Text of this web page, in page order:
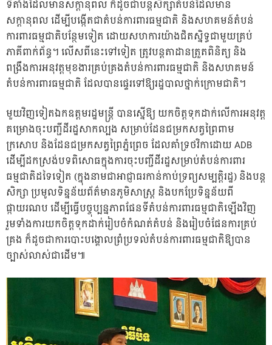
ទីតាំងដែលមានសក្តានុពល ក៏ដូចជាបន្តសិក្សាតំបន់ដែលមាន
សក្តានុពល ដើម្បីបង្កើតជាតំបន់ការពារធម្មជាតិ និងសហគមន៍តំបន់
ការពារធម្មជាតិបន្ថែមទៀត ដោយសហការយ៉ាងជិតស្និទ្ធជាមួយគ្រប់
ភាគីពាក់ព័ន្ធ។ លើសពីនេះទៅទៀត ត្រូវបន្តតាដានត្រួតពិនិត្យ និង
ពង្រឹងការអនុវត្តមុខងារគ្រប់គ្រងតំបន់ការពារធម្មជាតិ និងសហគមន៍
តំបន់ការពារធម្មជាតិ ដែលបានផ្ទេរទៅឱ្យរដ្ឋបាលថ្នាក់ក្រោមជាតិ។
មួយវិញទៀតឯកឧត្តមរដ្ឋមន្ត្រី បានស្នើឱ្យ យកចិត្តទុកដាក់លើការអនុវត្ត
គម្រោងចុះបញ្ជីដីរដ្ឋសាកល្បង សម្រាប់ដែនជម្រកសត្វព្រៃពាម
ក្រសោប និងដែនជម្រកសត្វព្រៃភ្នំព្រេច ដែលគាំទ្រថវិកាដោយ ADB
ដើម្បីដកស្រង់បទពិសោធក្នុងការចុះបញ្ជីដីរដ្ឋសម្រាប់តំបន់ការពារ
ធម្មជាតិដទៃទៀត (ក្នុងនាមជាអាជ្ញាធរកាន់កាប់ទ្រព្យសម្បត្តិរដ្ឋ) និងបន្ត
សិក្សា ប្រមូលទិន្នន័យព័ត៌មានភូមិសាស្ត្រ និងបកប្រែទិន្នន័យពី
ផ្កាយរណប ដើម្បីធ្វើបច្ចុប្បន្នភាពផែនទីតំបន់ការពារធម្មជាតិឡើងវិញ
រួមទាំងការយកចិត្តទុកដាក់រៀបចំកំណត់តំបន់ និងរៀបចំផែនការគ្រប់
គ្រង ក៏ដូចជាការបោះបង្គោលព្រំប្រទល់តំបន់ការពារធម្មជាតិឱ្យបាន
ច្បាស់លាស់ជាដើម៕